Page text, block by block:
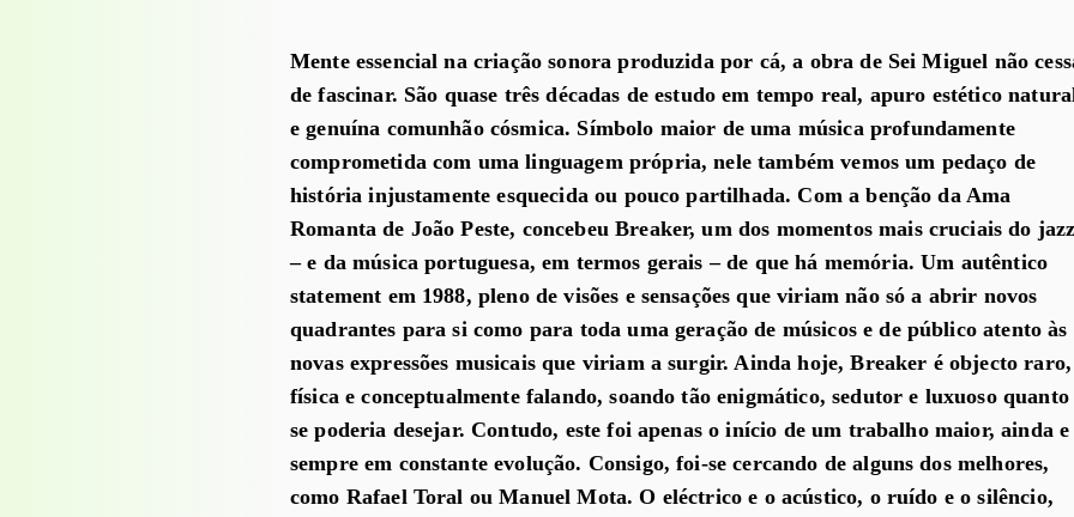
Mente essencial na criação sonora produzida por cá, a obra de Sei Miguel não
de fascinar. São quase três décadas de estudo em tempo real, apuro estético
e genuína comunhão cósmica. Símbolo maior de uma música profundamente
comprometida com uma linguagem própria, nele também vemos um pedaço de
história injustamente esquecida ou pouco partilhada. Com a benção da Ama
Romanta de João Peste, concebeu Breaker, um dos momentos mais cruciais do jazz
– e da música portuguesa, em termos gerais – de que há memória. Um autêntico
statement em 1988, pleno de visões e sensações que viriam não só a abrir novos
quadrantes para si como para toda uma geração de músicos e de público atento às
novas expressões musicais que viriam a surgir. Ainda hoje, Breaker é objecto raro,
física e conceptualmente falando, soando tão enigmático, sedutor e luxuoso quanto
se poderia desejar. Contudo, este foi apenas o início de um trabalho maior, ainda e
sempre em constante evolução. Consigo, foi-se cercando de alguns dos melhores,
como Rafael Toral ou Manuel Mota. O eléctrico e o acústico, o ruído e o silêncio,